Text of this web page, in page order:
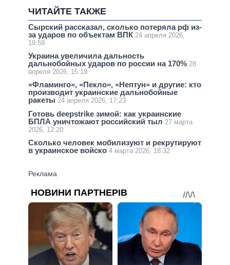
ЧИТАЙТЕ ТАКЖЕ
Сырский рассказал, сколько потеряла рф из-
за ударов по объектам ВПК 24 апреля 2026,
19:59
Украина увеличила дальность
дальнобойных ударов по россии на 170% 28
апреля 2026, 15:19
«Фламинго», «Пекло», «Нептун» и другие: кто
производит украинские дальнобойные
ракеты 24 апреля 2026, 17:23
Готовь deepstrike зимой: как украинские
БПЛА уничтожают российский тыл 27 марта
2026, 12:20
Сколько человек мобилизуют и рекрутируют
в украинское войско 4 марта 2026, 18:32